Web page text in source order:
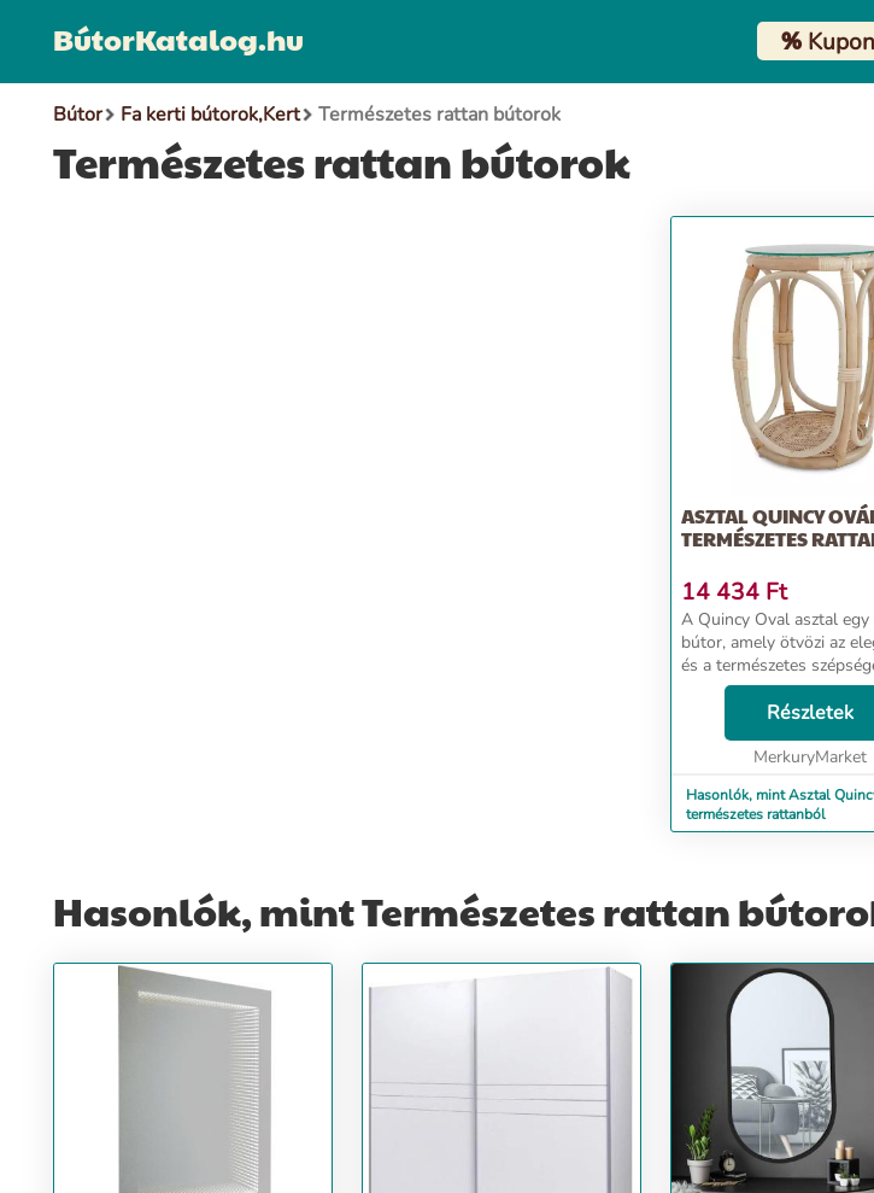
BútorKatalog.hu %
Bútor Fa kerti bútorok,Kert Természetes rattan bútorok
Természetes rattan bútorok
ASZTAL QUINCY
TERMÉSZETES
14 434 Ft
A Quincy Oval asztal egy
bútor, amely ötvözi az
és a természetes
Természetes rattanból
készített - nem csak
könnyű és környezetbarát
edzett üve...
Részletek
MerkuryMarket
Hasonlók, mint Asztal
természetes rattanból
Hasonlók, mint Természetes rattan